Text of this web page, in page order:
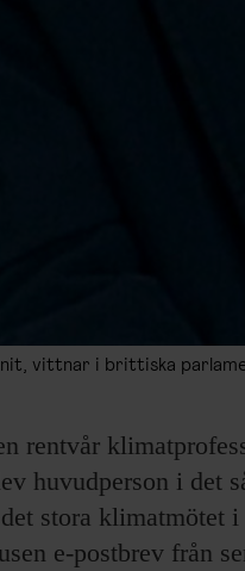
vittnar i brittiska
rentvår
huvudperson i det
stora klimatmötet
e-postbrev från